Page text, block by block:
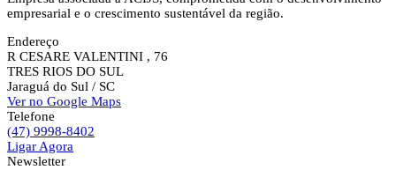
empresarial e o crescimento sustentável da região.
Endereço
R CESARE VALENTINI , 76
TRES RIOS DO SUL
Jaraguá do Sul / SC
Ver no Google Maps
Telefone
(47) 9998-8402
Ligar Agora
Newsletter